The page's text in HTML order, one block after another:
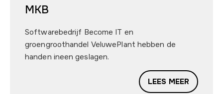
MKB
Softwarebedrijf Become IT en
groengroothandel VeluwePlant hebben de
handen ineen geslagen.
LEES MEER